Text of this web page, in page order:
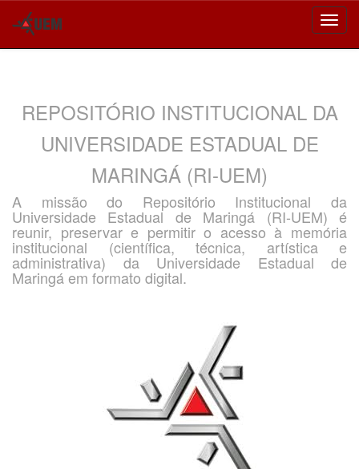
REPOSITÓRIO INSTITUCIONAL DA
UNIVERSIDADE ESTADUAL DE
MARINGÁ (RI-UEM)
A missão do Repositório Institucional da
Universidade Estadual de Maringá (RI-UEM) é
reunir, preservar e permitir o acesso à memória
institucional (científica, técnica, artística e
administrativa) da Universidade Estadual de
Maringá em formato digital.